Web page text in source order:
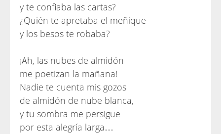
y te confiaba las cartas?
¿Quién te apretaba el meñique
y los besos te robaba?
¡Ah, las nubes de almidón
me poetizan la mañana!
Nadie te cuenta mis gozos
de almidón de nube blanca,
y tu sombra me persigue
por esta alegría larga…